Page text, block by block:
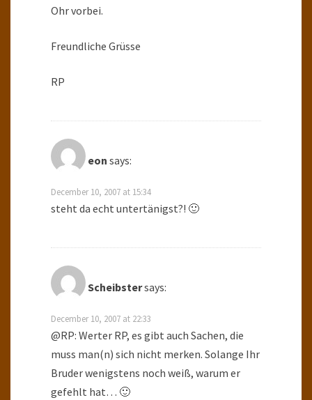
Ohr vorbei.
Freundliche Grüsse
RP
eon says:
December 10, 2007 at 15:34
steht da echt untertänigst?! 🙂
Scheibstersays:
December 10, 2007 at 22:33
@RP: Werter RP, es gibt auch Sachen, die
muss man(n) sich nicht merken. Solange Ihr
Bruder wenigstens noch weiß, warum er
gefehlt hat… 🙂